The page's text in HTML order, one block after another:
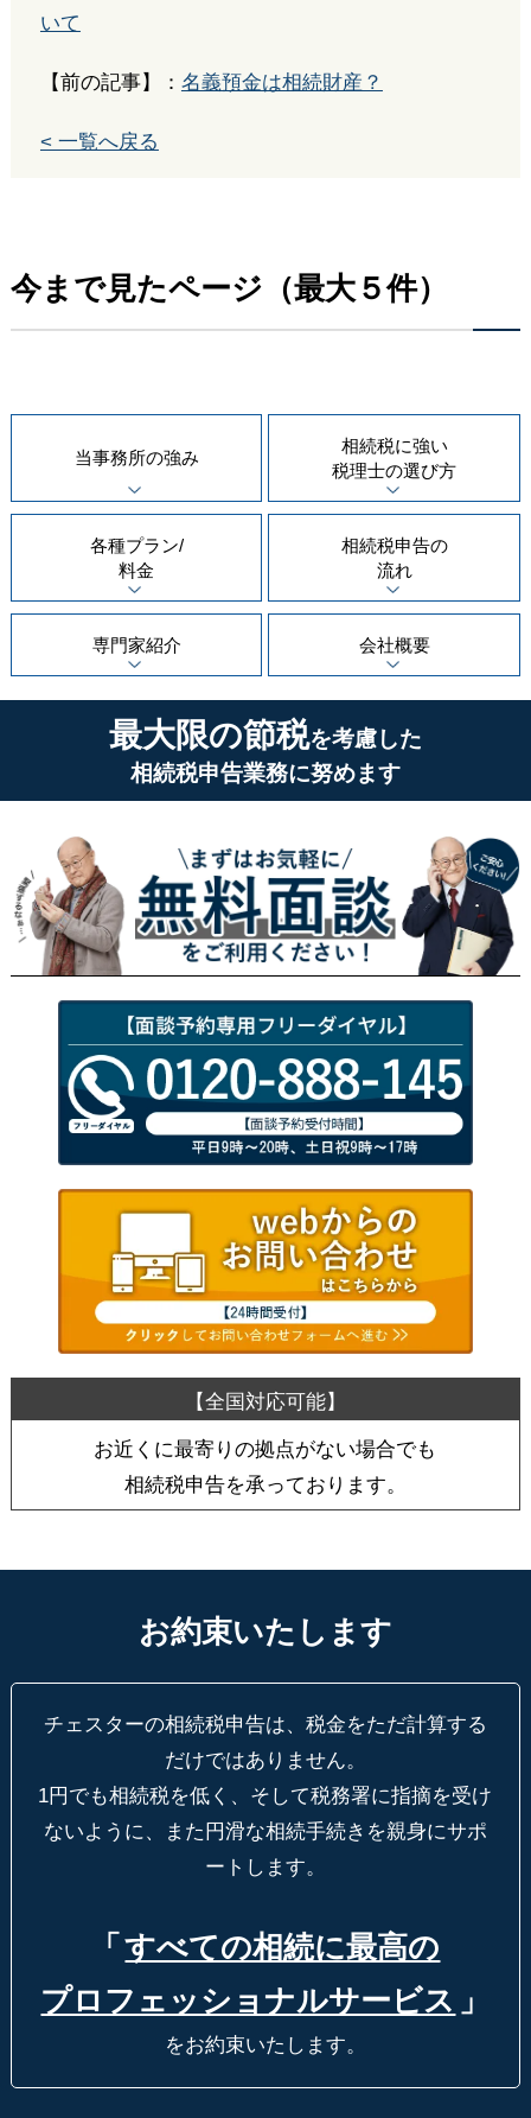
いて
【前の記事】： 名義預金は相続財産？
< 一覧へ戻る
今まで見たページ（最大５件）
当事務所の強み
相続税に強い
税理士の選び方
各種プラン/
料金
相続税申告の
流れ
専門家紹介 会社概要
最大限の節税を考慮した
相続税申告業務に努めます
お近くに最寄りの拠点がない場合でも
相続税申告を承っております。
お約束いたします
チェスターの相続税申告は、税金をただ計算する
だけではありません。
1円でも相続税を低く、そして税務署に指摘を受け
ないように、
また円滑な相続手続きを親身にサポ
ートします。
「 すべての相続に最高の
プロフェッショナルサービス 」
をお約束いたします。